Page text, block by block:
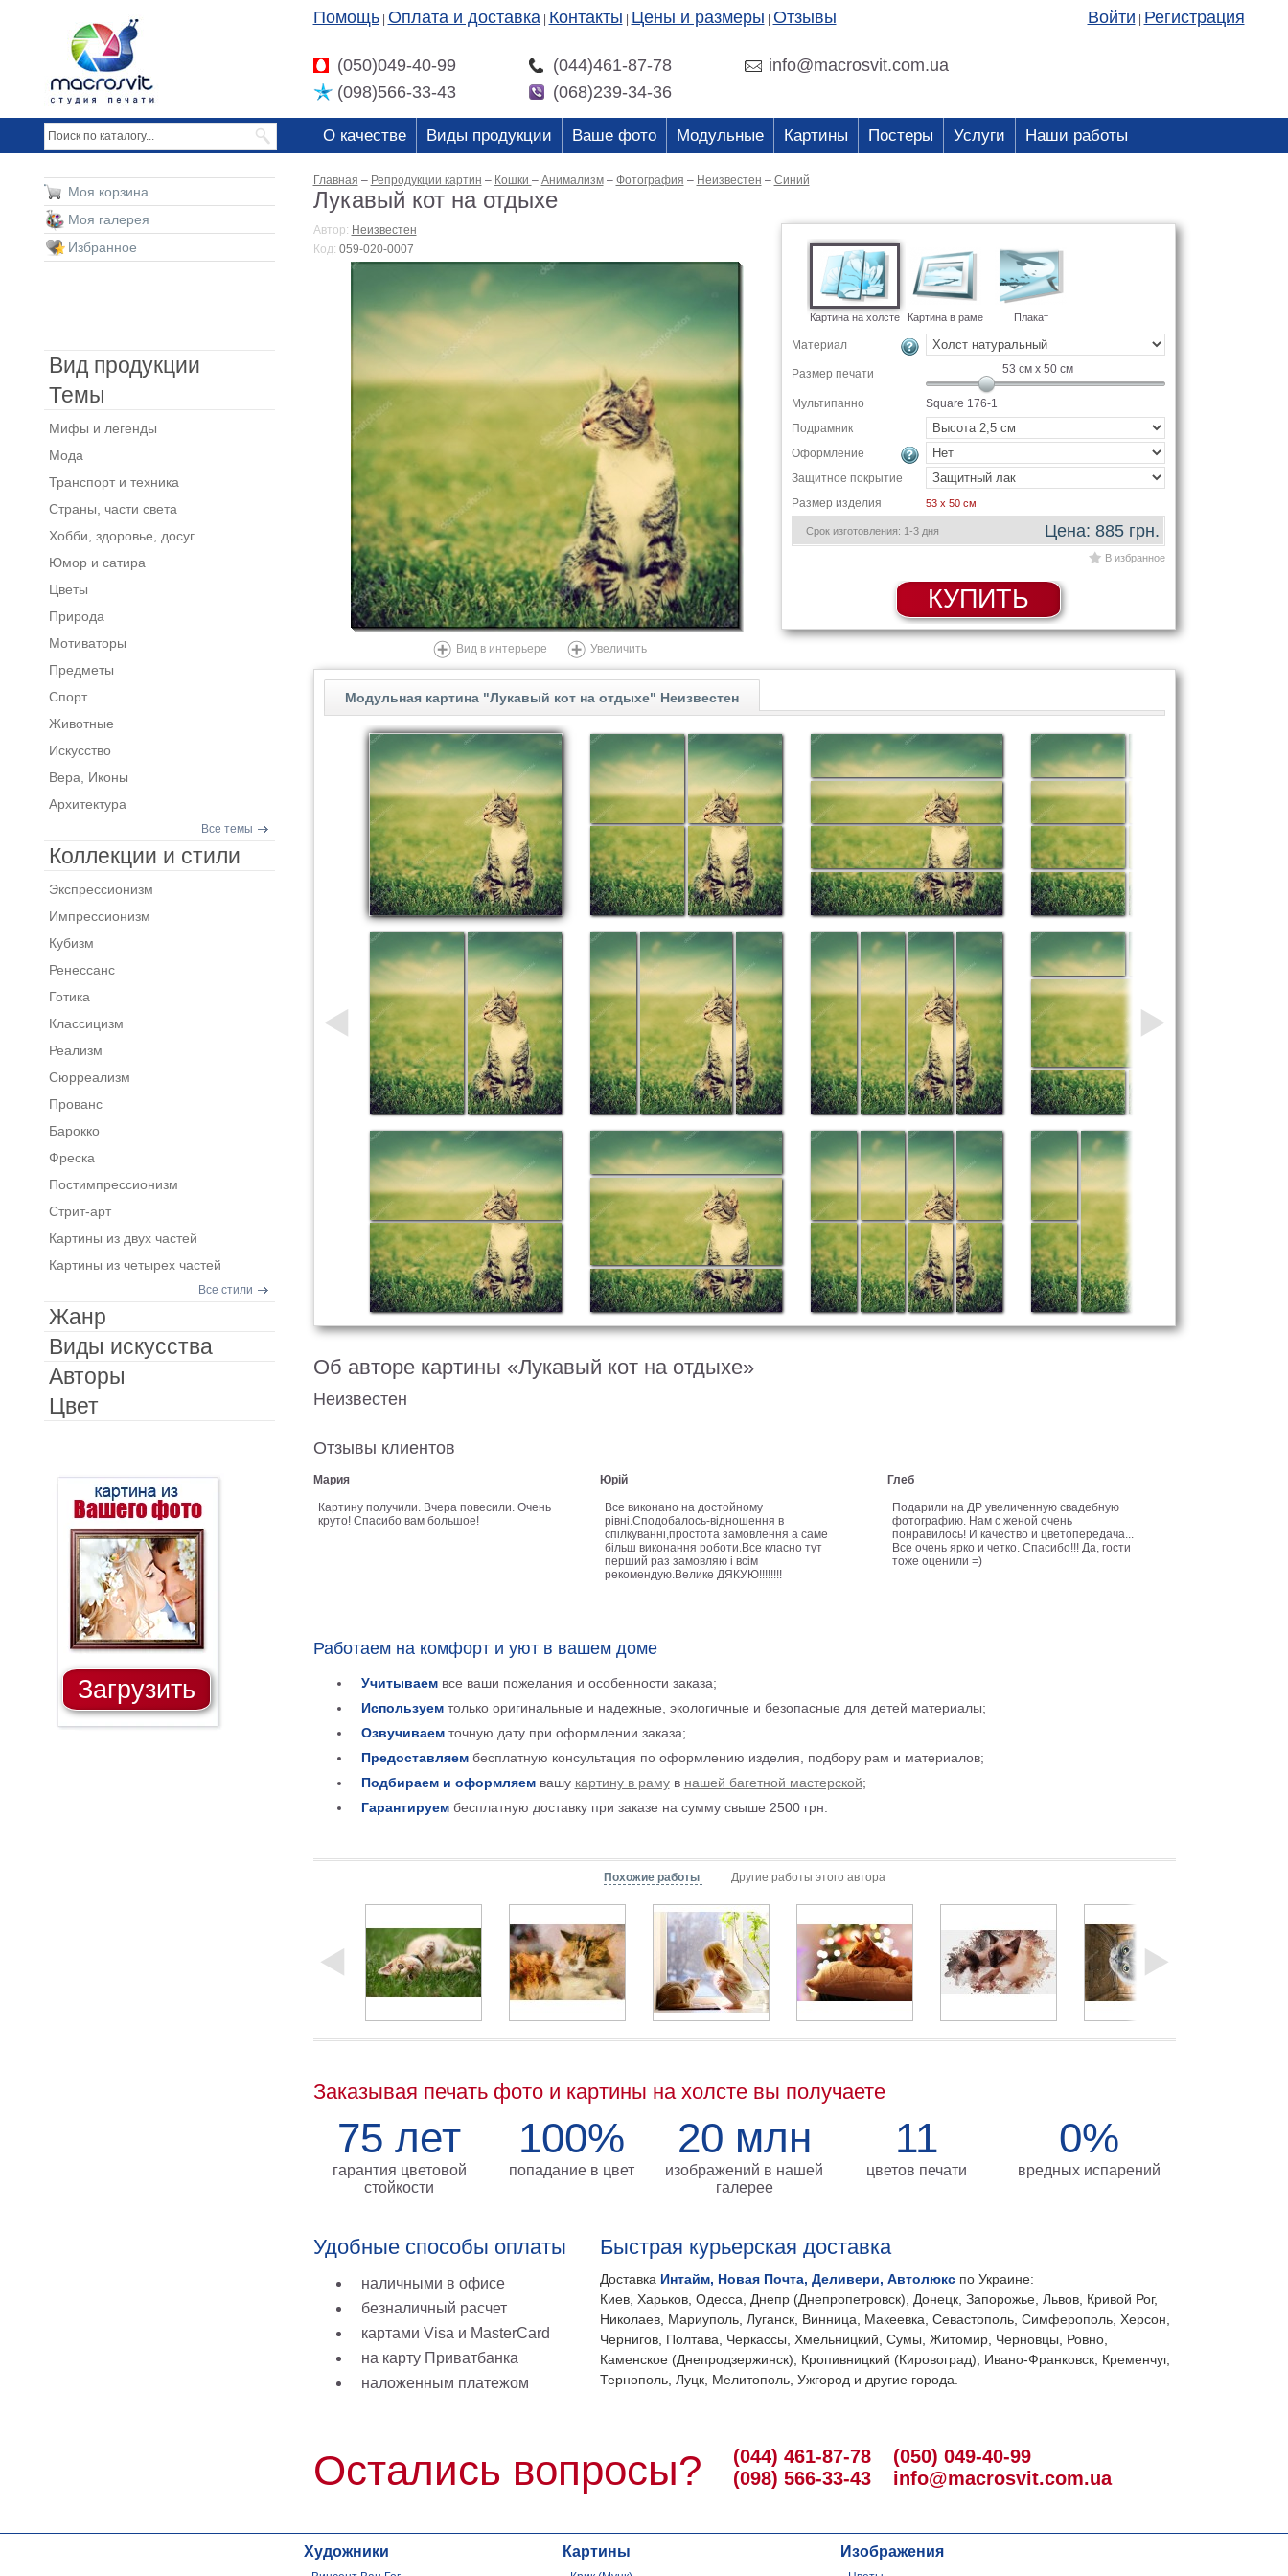
Помощь Оплата и доставка Контакты Цены и размеры Отзывы Войти Регистрация
(050)049-40-99 (044)461-87-78
info@macrosvit.com.ua
(098)566-33-43
(068)239-34-36
О качестве Виды продукции Ваше фото Модульные Картины Постеры Услуги Наши работы
Главная – Репродукции картин – Кошки – Анимализм – Фотография – Неизвестен – Синий
Лукавый кот на отдыхе
Автор: Неизвестен
Код: 059-020-0007
Вид в интерьере Увеличить
Картина на холсте Картина в раме Плакат
Материал
Размер печати 53 см x 50см
Мультипанно
Square 176-1
Подрамник
Оформление
Защитное покрытие
Размер изделия
53 x 50 см
Срок изготовления: 1-3 дня Цена: 885 грн.
В избранное
КУПИТЬ
Модульная картина "Лукавый кот на отдыхе" Неизвестен
Об авторе картины «Лукавый кот на отдыхе»
Неизвестен
Отзывы клиентов
Мария
Картину получили. Вчера повесили. Очень
круто! Спасибо вам большое!
Юрій
Все виконано на достойному
рівні.Сподобалось-відношення в
спілкуванні,простота замовлення а саме
більш виконання роботи.Все класно тут
перший раз замовляю і всім
рекомендую.Велике ДЯКУЮ!!!!!!!!
Глеб
Подарили на ДР увеличенную свадебную
фотографию. Нам с женой очень
понравилось! И качество и цветопередача...
Все очень ярко и четко. Спасибо!!! Да, гости
тоже оценили =)
Работаем на комфорт и уют в вашем доме
Учитываемвсе ваши пожелания и особенности заказа;
Используемтолько оригинальные и надежные, экологичные и безопасные для детей материалы;
Озвучиваемточную дату при оформлении заказа;
Предоставляембесплатную консультация по оформлению изделия, подбору рам и материалов;
Подбираем и оформляемвашу картину в рамув нашей багетной мастерской;
Гарантируембесплатную доставку при заказе на сумму свыше 2500 грн.
Похожие работы Другие работы этого автора
Заказывая печать фото и картины на холсте вы получаете
75 лет
гарантия цветовой
стойкости
100%
попадание в цвет
20 млн
изображений в нашей
галерее
11
цветов печати
0%
вредных испарений
Удобные способы оплаты
наличными в офисе
безналичный расчет
картами Visa и MasterCard
на карту Приватбанка
наложенным платежом
Быстрая курьерская доставка
Доставка Интайм, Новая Почта, Деливери, Автолюкс по Украине:
Киев, Харьков, Одесса, Днепр (Днепропетровск), Донецк, Запорожье, Львов, Кривой Рог,
Николаев, Мариуполь, Луганск, Винница, Макеевка, Севастополь, Симферополь, Херсон,
Чернигов, Полтава, Черкассы, Хмельницкий, Сумы, Житомир, Черновцы, Ровно,
Каменское (Днепродзержинск), Кропивницкий (Кировоград), Ивано-Франковск, Кременчуг,
Тернополь, Луцк, Мелитополь, Ужгород и другие города.
Остались вопросы?
(044) 461-87-78
(098) 566-33-43
(050) 049-40-99
info@macrosvit.com.ua
Моя корзина
Моя галерея
Избранное
Вид продукции
Темы
Мифы и легенды
Мода
Транспорт и техника
Страны, части света
Хобби, здоровье, досуг
Юмор и сатира
Цветы
Природа
Мотиваторы
Предметы
Спорт
Животные
Искусство
Вера, Иконы
Архитектура
Все темы
Коллекции и стили
Экспрессионизм
Импрессионизм
Кубизм
Ренессанс
Готика
Классицизм
Реализм
Сюрреализм
Прованс
Барокко
Фреска
Постимпрессионизм
Стрит-арт
Картины из двух частей
Картины из четырех частей
Все стили
Жанр
Виды искусства
Авторы
Цвет
Загрузить
Художники Картины Изображения